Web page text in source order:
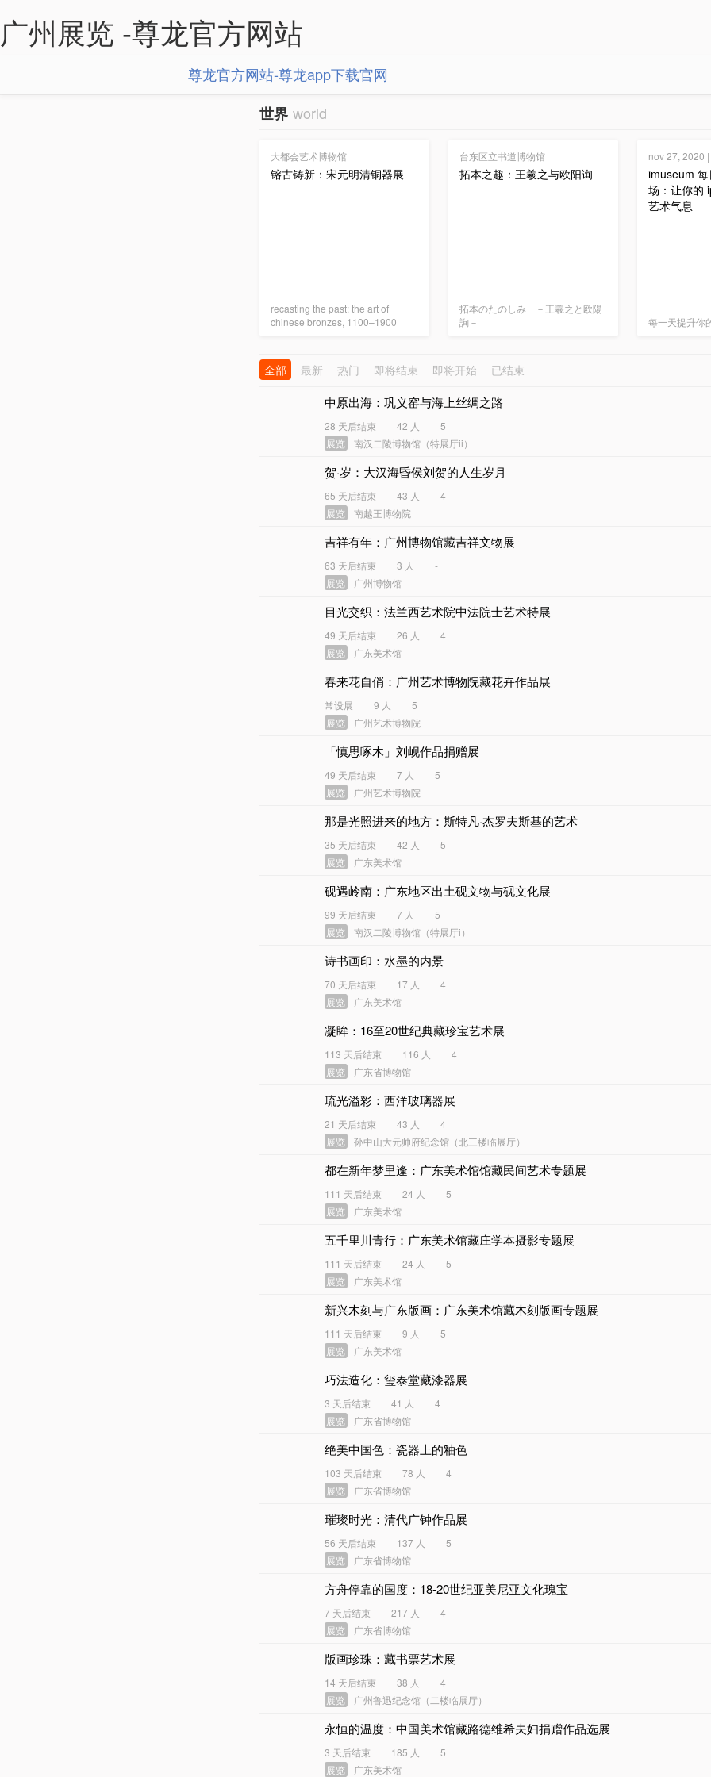
广州展览 -尊龙官方网站
尊龙官方网站-尊龙app下载官网
世界 world
大都会艺术博物馆
镕古铸新：宋元明清铜器展
recasting the past: the art of
chinese bronzes, 1100–1900
台东区立书道博物馆
拓本之趣：王羲之与欧阳询
拓本のたのしみ －王羲之と欧陽
詢－
nov 27, 2020
imuseum
场：让你的
艺术气息
每一天提升你
全部 最新 热门 即将结束 即将开始 已结束
中原出海：巩义窑与海上丝绸之路
28 天后结束 42 人
5
展览
南汉二陵博物馆（特展厅ii）
贺·岁：大汉海昏侯刘贺的人生岁月
65 天后结束 43 人
4
展览
南越王博物院
吉祥有年：广州博物馆藏吉祥文物展
63 天后结束 3 人
-
展览
广州博物馆
目光交织：法兰西艺术院中法院士艺术特展
49 天后结束 26 人
4
展览
广东美术馆
春来花自俏：广州艺术博物院藏花卉作品展
常设展 9 人
5
展览
广州艺术博物院
「慎思啄木」刘岘作品捐赠展
49 天后结束 7 人
5
展览
广州艺术博物院
那是光照进来的地方：斯特凡·杰罗夫斯基的艺术
35 天后结束 42 人
5
展览
广东美术馆
砚遇岭南：广东地区出土砚文物与砚文化展
99 天后结束 7 人
5
展览
南汉二陵博物馆（特展厅i）
诗书画印：水墨的内景
70 天后结束 17 人
4
展览
广东美术馆
凝眸：16至20世纪典藏珍宝艺术展
113 天后结束 116 人
4
展览
广东省博物馆
琉光溢彩：西洋玻璃器展
21 天后结束 43 人
4
展览
孙中山大元帅府纪念馆（北三楼临展厅）
都在新年梦里逢：广东美术馆馆藏民间艺术专题展
111 天后结束 24 人
5
展览
广东美术馆
五千里川青行：广东美术馆藏庄学本摄影专题展
111 天后结束 24 人
5
展览
广东美术馆
新兴木刻与广东版画：广东美术馆藏木刻版画专题展
111 天后结束 9 人
5
展览
广东美术馆
巧法造化：玺泰堂藏漆器展
3 天后结束 41 人
4
展览
广东省博物馆
绝美中国色：瓷器上的釉色
103 天后结束 78 人
4
展览
广东省博物馆
璀璨时光：清代广钟作品展
56 天后结束 137 人
5
展览
广东省博物馆
方舟停靠的国度：18-20世纪亚美尼亚文化瑰宝
7 天后结束 217 人
4
展览
广东省博物馆
版画珍珠：藏书票艺术展
14 天后结束 38 人
4
展览
广州鲁迅纪念馆（二楼临展厅）
永恒的温度：中国美术馆藏路德维希夫妇捐赠作品选展
3 天后结束 185 人
5
展览
广东美术馆